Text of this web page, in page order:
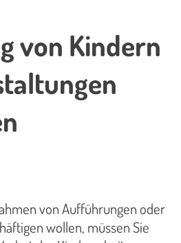
von Kindern
von Aufführungen oder
wollen, müssen Sie